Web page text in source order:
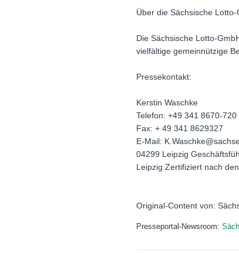
Über die Sächsische Lotto-
Die Sächsische Lotto-
vielfältige gemeinnützige
Pressekontakt:
Kerstin Waschke
Telefon: +49 341 8670-720
Fax: + 49 341 8629327
E-Mail:
04299 Leipzig
Leipzig Zertifiziert nach
Original-Content von:
Presseportal-Newsroom: